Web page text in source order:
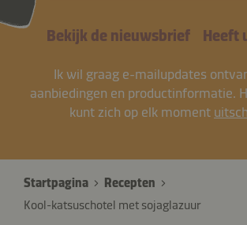
Bekijk de nieuwsbrief Heeft
Ik wil graag e-mailupdates
aanbiedingen en productinformatie.
kunt zich op elk moment
Startpagina
Recepten
Kool-katsuschotel met sojaglazuur